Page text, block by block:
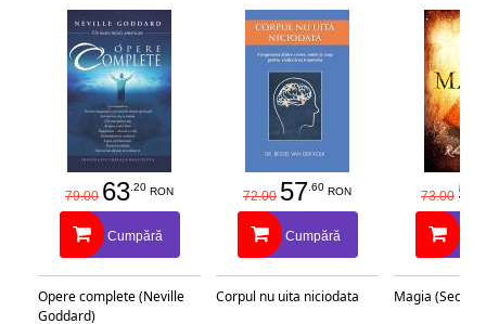
79.00 63.20 RON
Cumpără
Opere complete (Neville
Goddard)
72.00 57.60 RON
Cumpără
Corpul nu uita niciodata
73.00 58
Magia